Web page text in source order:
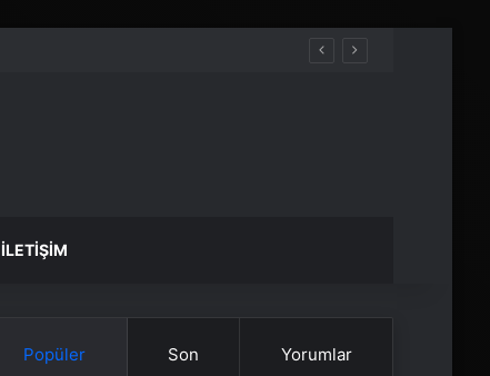
İLETIŞIM
Popüler Son Yorumlar